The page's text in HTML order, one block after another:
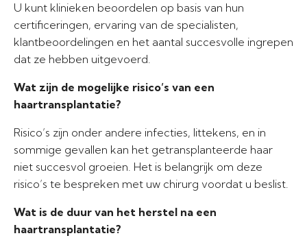
U kunt klinieken beoordelen op basis van hun
certificeringen, ervaring van de specialisten,
klantbeoordelingen en het aantal succesvolle ingrepen
dat ze hebben uitgevoerd.
Wat zijn de mogelijke risico’s van een
haartransplantatie?
Risico’s zijn onder andere infecties, littekens, en in
sommige gevallen kan het getransplanteerde haar
niet succesvol groeien. Het is belangrijk om deze
risico’s te bespreken met uw chirurg voordat u beslist.
Wat is de duur van het herstel na een
haartransplantatie?